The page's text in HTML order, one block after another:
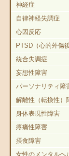
神経症
自律神経失調症
心因反応
PTSD（心的外傷
統合失調症
妄想性障害
パーソナリティ障
解離性（転換性）
身体表現性障害
疼痛性障害
摂食障害
女性のメンタルヘ